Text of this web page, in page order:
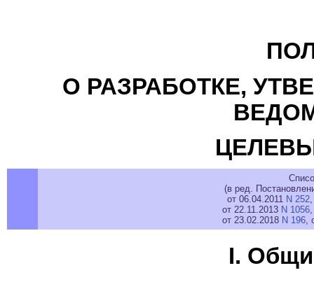
О РАЗРАБОТКЕ,
(в ред.
от 06.04.2011 N 252,
от 22.11.2013 N 1056,
от 23.02.2018 N 196,
I.